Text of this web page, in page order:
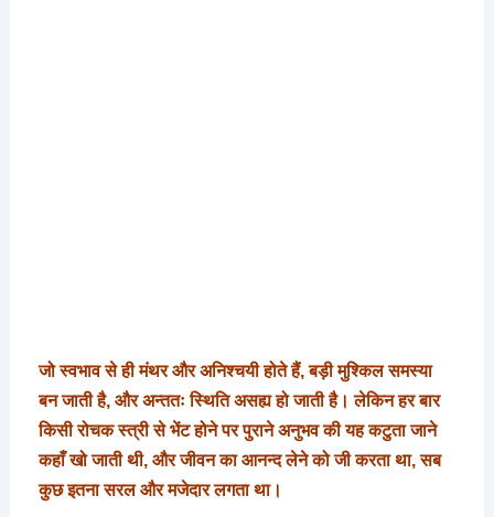
जो स्वभाव से ही मंथर और अनिश्चयी होते हैं, बड़ी मुश्किल समस्या
बन जाती है, और अन्ततः स्थिति असह्य हो जाती है। लेकिन हर बार
किसी रोचक स्त्री से भेंट होने पर पुराने अनुभव की यह कटुता जाने
कहाँ खो जाती थी, और जीवन का आनन्द लेने को जी करता था, सब
कुछ इतना सरल और मजेदार लगता था।